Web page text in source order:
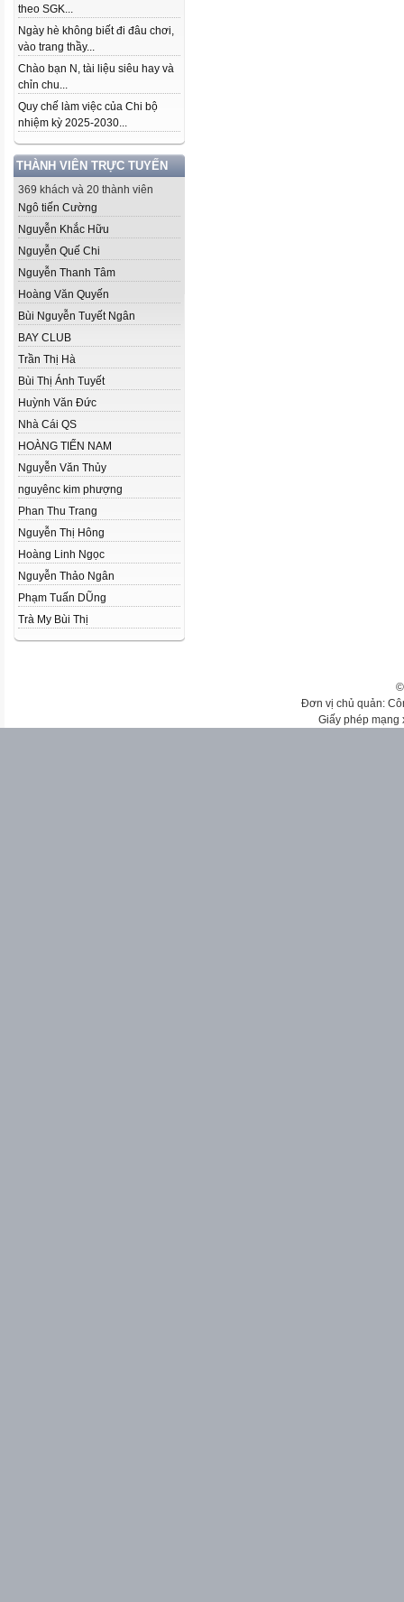
theo SGK...
Ngày hè không biết đi đâu chơi,
vào trang thầy...
Chào bạn N, tài liệu siêu hay và
chỉn chu...
Quy chế làm việc của Chi bộ
nhiệm kỳ 2025-2030...
THÀNH VIÊN TRỰC TUYẾN
369 khách và 20 thành viên
Ngô tiến Cường
Nguyễn Khắc Hữu
Nguyễn Quế Chi
Nguyễn Thanh Tâm
Hoàng Văn Quyến
Bùi Nguyễn Tuyết Ngân
BAY CLUB
Trần Thị Hà
Bùi Thị Ánh Tuyết
Huỳnh Văn Đức
Nhà Cái QS
HOÀNG TIẾN NAM
Nguyễn Văn Thủy
nguyênc kim phượng
Phan Thu Trang
Nguyễn Thị Hông
Hoàng Linh Ngọc
Nguyễn Thảo Ngân
Phạm Tuấn DŨng
Trà My Bùi Thị
Đơn vị chủ quản:
Giấy phép mạng